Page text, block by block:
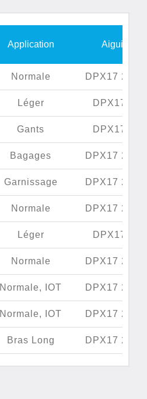
Application Aiguilles
Normale DPX17 20-
Léger DPX17 18#
Gants DPX17 14#
Bagages DPX17 20-
Garnissage DPX17 20-
Normale DPX17 20-
Léger DPX17 18#
Normale DPX17 20-
Normale, IOT DPX17 20-
Normale, IOT DPX17 20-
Bras Long DPX17 20-